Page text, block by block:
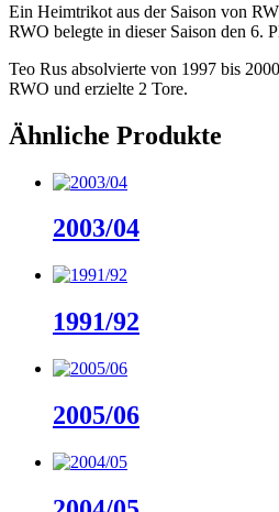
Ein Heimtrikot aus der Saison von
RWO belegte in dieser Saison den 6.
Teo Rus absolvierte von 1997 bis
RWO und erzielte 2 Tore.
Ähnliche Produkte
2003/04
1991/92
2005/06